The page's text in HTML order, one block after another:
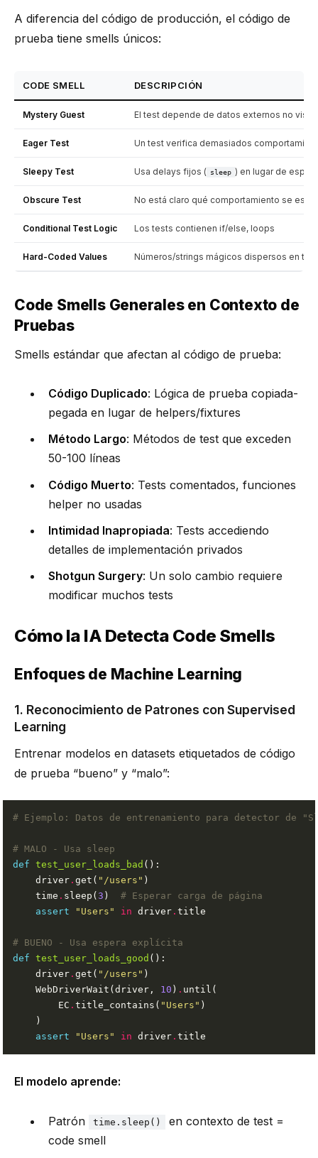
A diferencia del código de producción, el código de
prueba tiene smells únicos:
CODE SMELL DESCRIPCIÓN
Mystery Guest El test depende de datos externos no
Eager Test Un test verifica demasiados
Sleepy Test Usa delays fijos ( sleep ) en lugar de
Obscure Test No está claro qué comportamiento se está
Conditional Test Logic Los tests contienen if/else, loops
Hard-Coded Values Números/strings mágicos dispersos en
Code Smells Generales en Contexto de
Pruebas
Smells estándar que afectan al código de prueba:
Código Duplicado: Lógica de prueba copiada-
pegada en lugar de helpers/fixtures
Método Largo: Métodos de test que exceden
50-100 líneas
Código Muerto: Tests comentados, funciones
helper no usadas
Intimidad Inapropiada: Tests accediendo
detalles de implementación privados
Shotgun Surgery: Un solo cambio requiere
modificar muchos tests
Cómo la IA Detecta Code Smells
Enfoques de Machine Learning
1. Reconocimiento de Patrones con Supervised
Learning
Entrenar modelos en datasets etiquetados de código
de prueba “bueno” y “malo”:
# Ejemplo: Datos de entrenamiento para detector de
# MALO - Usa sleep
def
test_user_loads_bad
    driver
.get( "/users"
    time
. sleep(3 ) # Esperar carga de página
assert
"Users" in driver .
# BUENO - Usa espera explícita
def
test_user_loads_good
    driver
.get( "/users"
    WebDriverWait(driver,
10 ) .
        EC
.title_contains( "Users"
assert
"Users" in driver .
El modelo aprende:
Patrón time.sleep()
en contexto de test =
code smell